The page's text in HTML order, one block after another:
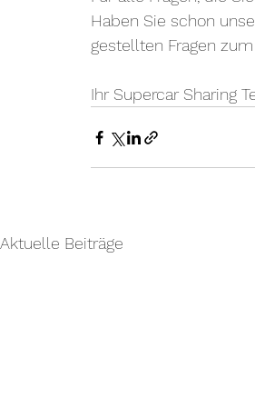
Haben Sie schon
gestellten Fragen
Ihr Supercar Sharing
Aktuelle Beiträge